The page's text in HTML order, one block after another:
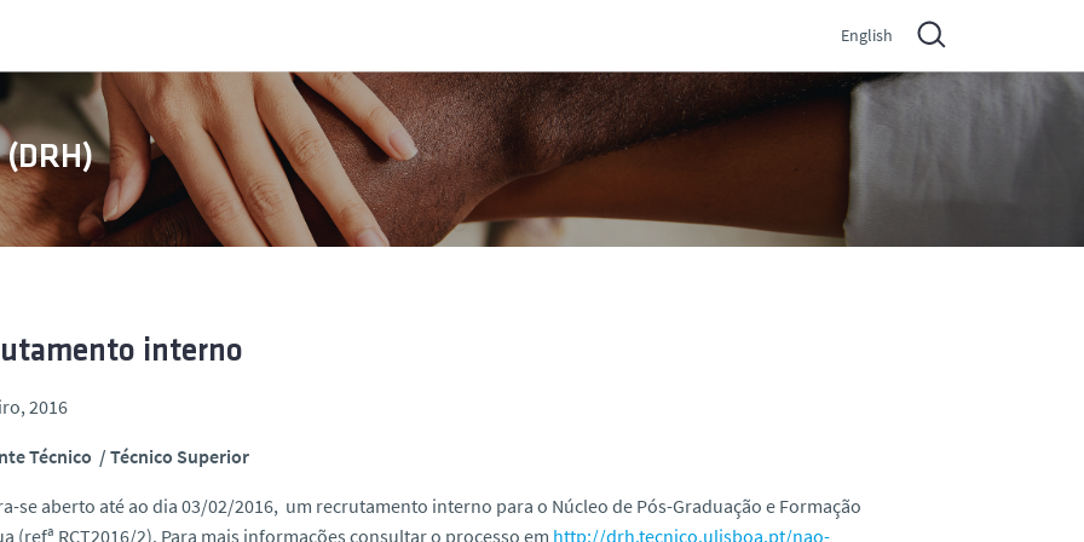
English
(DRH)
interno
2016
Técnico / Técnico Superior
se aberto até ao dia 03/02/2016, um recrutamento interno para o Núcleo de Pós-Graduação e Formação
(refª RCT2016/2). Para mais informações consultar o processo em http://drh.tecnico.ulisboa.pt/nao-